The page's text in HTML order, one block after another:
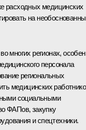
расходных медицинских
на
многих регионах,
персонала
региональных
медицинских
социальными
ФАПов, закупку
и спецтехники.